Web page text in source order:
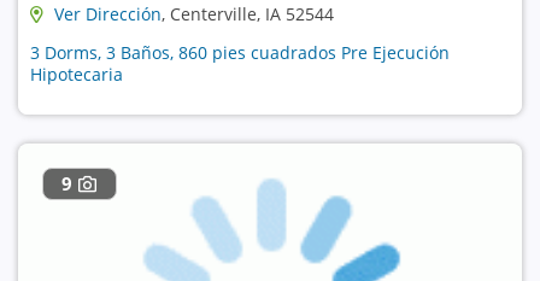
Ver Dirección, Centerville, IA 52544
3 Dorms, 3 Baños, 860 pies cuadrados Pre Ejecución
Hipotecaria
9